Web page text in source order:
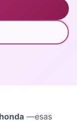
—esas